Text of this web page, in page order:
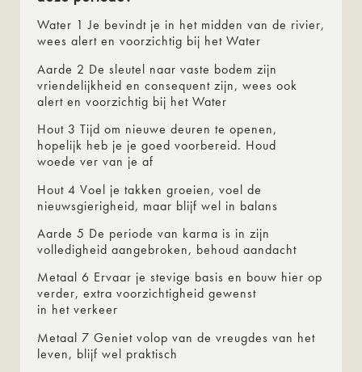
Water 1 Je bevindt je in het midden van de rivier,
wees alert en voorzichtig bij het Water
Aarde 2 De sleutel naar vaste bodem zijn
vriendelijkheid en consequent zijn, wees ook
alert en voorzichtig bij het Water
Hout 3 Tijd om nieuwe deuren te openen,
hopelijk heb je je goed voorbereid. Houd
woede ver van je af
Hout 4 Voel je takken groeien, voel de
nieuwsgierigheid, maar blijf wel in balans
Aarde 5 De periode van karma is in zijn
volledigheid aangebroken, behoud aandacht
Metaal 6 Ervaar je stevige basis en bouw hier op
verder, extra voorzichtigheid gewenst
in het verkeer
Metaal 7 Geniet volop van de vreugdes van het
leven, blijf wel praktisch